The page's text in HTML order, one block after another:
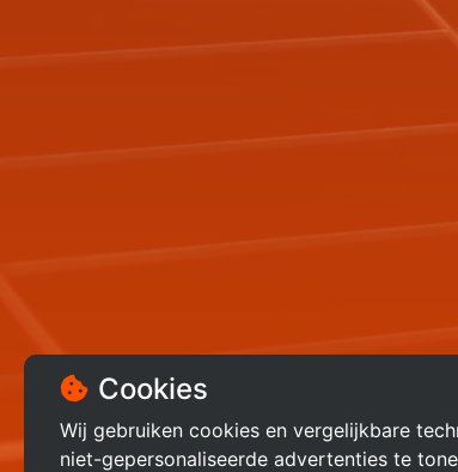
Cookies
Wij gebruiken cookies en vergelijkbare
niet-gepersonaliseerde advertenties te